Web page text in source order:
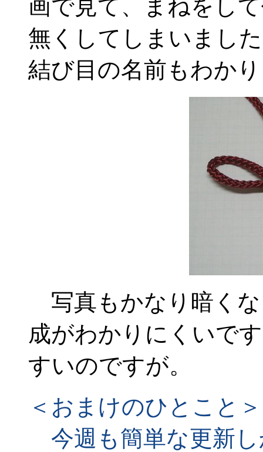
画で見て、まねをし
無くしてしまいまし
結び目の名前もわか
写真もかなり暗く
成がわかりにくいで
すいのですが。
＜おまけのひとこと＞
今週も簡単な更新